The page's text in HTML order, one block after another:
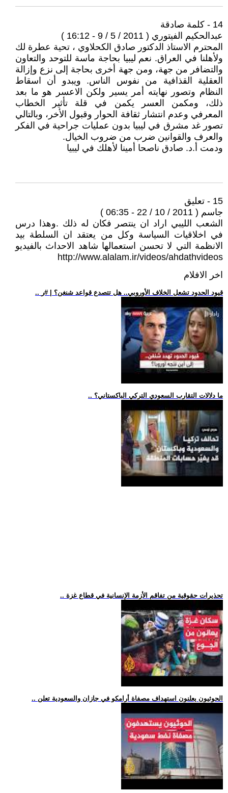
14 - كلمة صادقة
عبدالحكيم الفيتوري ( 2011 / 5 / 9 - 16:12 )
المحترم الاستاذ الدكتور صادق الكحلاوي ، تحية عطرة لك
ولأهلنا في العراق. نعم ليبيا بحاجة ماسة للتوحد والتعاون
والتضافر من جهة، ومن جهة أخرى بحاجة إلى نزع وإزالة
العقلية القذافية من نفوس الناس. ويبدو أن اسقاط
النظام وتصور نهايته أمر يسير ولكن الاعسر هو ما بعد
ذلك، ومكمن العسر يكمن في قلة تأثير الخطاب
المعرفي وعدم انتشار ثقافة الحوار وقبول الأخر، وبالتالي
تصور غد مشرق في ليبيا بدون عمليات جراحية في الفكر
والعرف والقوانين ضرب من ضروب الخيال.
ودمت أ.د. صادق ناصحا أمينا لأهلك في ليبيا
15 - تعليق
جاسم ( 2011 / 10 / 22 - 06:35 )
الشعب الليبي اراد ان ينتصر فكان له ذلك .وهذا درس
في اخلاقيات السياسة وكل من يعتقد ان السلطة بيد
الانظمة التي لا تحسن استعمالها شاهد الاحداث بالفيديو
http://www.alalam.ir/videos/ahdathvideos
اخر الافلام
.. قيود الحدود تشعل الخلاف الأوروبي.. هل تتصدع قواعد شنغن؟ | #ر
.. ما دلالات التقارب السعودي التركي الباكستاني؟
.. تحذيرات حقوقية من تفاقم الأزمة الإنسانية في قطاع غزة
.. الحوثيون يعلنون استهداف مصفاة أرامكو في جازان والسعودية تعلن